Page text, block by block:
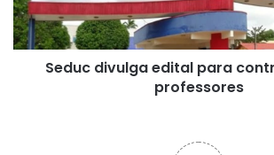
professores
Seduc divulga edital para
professores